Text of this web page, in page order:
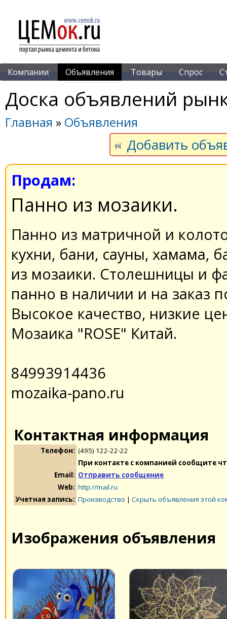
Компании Объявления Товары Спрос
Доска объявлений
Главная » Объявления
Добавить
Продам:
Панно из мозаики.
Панно из матричной и
кухни, бани, сауны, хамама,
из мозаики. Столешницы и
панно в наличии и на заказ
Высокое качество, низкие
Мозаика "ROSE" Китай.
84993914436
mozaika-pano.ru
Контактная информация
Телефон: (495) 122-22-22
При контакте с компанией сообщите
Email: Отправить сообщение
Web: http://mail.ru
Учетная запись: Производство | Скрыть объявления этой
Изображения объявления